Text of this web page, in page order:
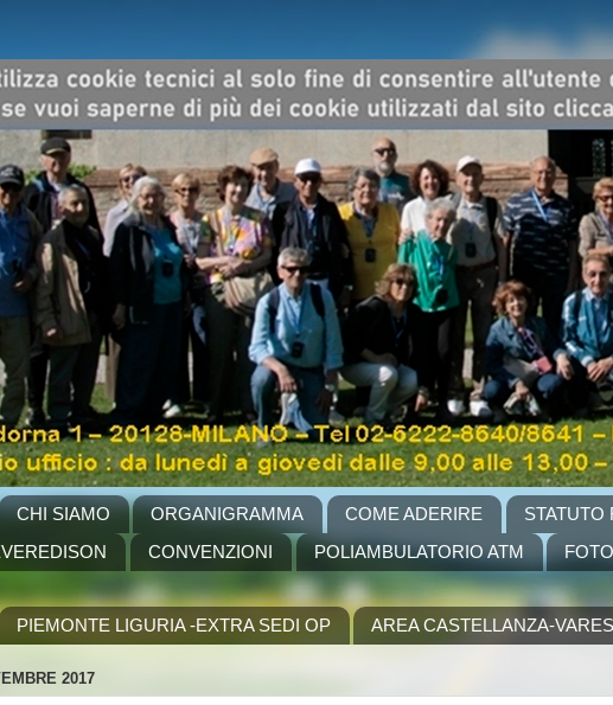
CHI SIAMO ORGANIGRAMMA COME ADERIRE STATUTO
CONVENZIONI POLIAMBULATORIO ATM
PIEMONTE LIGURIA -EXTRA SEDI OP AREA CASTELLANZA-
2017